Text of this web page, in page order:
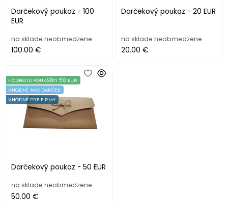
Darčekový poukaz - 100
EUR
na sklade neobmedzene
100.00 €
Darčekový poukaz - 20 EUR
na sklade neobmedzene
20.00 €
Darčekový poukaz - 50 EUR
HODNOTA POUKÁŽKY 50 EUR
VHODNÉ AKO DARČEK
VHODNÉ PRE FIRMY
na sklade neobmedzene
50.00 €